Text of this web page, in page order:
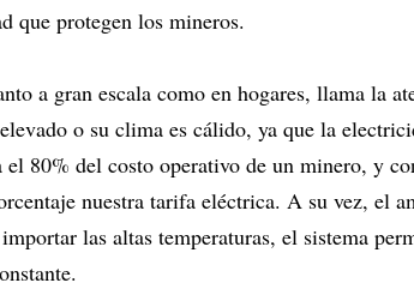
que protegen los mineros.
a gran escala como en hogares, llama la
o su clima es cálido, ya que la
el 80% del costo operativo de un minero, y
nuestra tarifa eléctrica. A su vez, el
las altas temperaturas, el sistema